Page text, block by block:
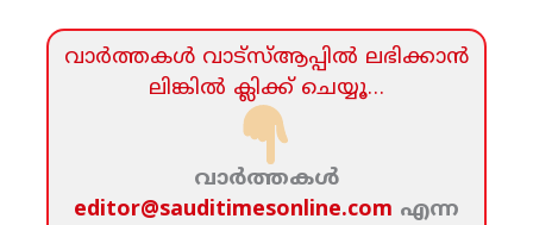
വാര്‍ത്തകള്‍ വാട്‌സ്‌ആപ്പില്‍ ലഭിക്കാന്‍
ലിങ്കില്‍ ക്ലിക്ക്‌ ചെയ്യൂ…
വാര്‍ത്തകള്‍
editor@sauditimesonline.com എന്ന